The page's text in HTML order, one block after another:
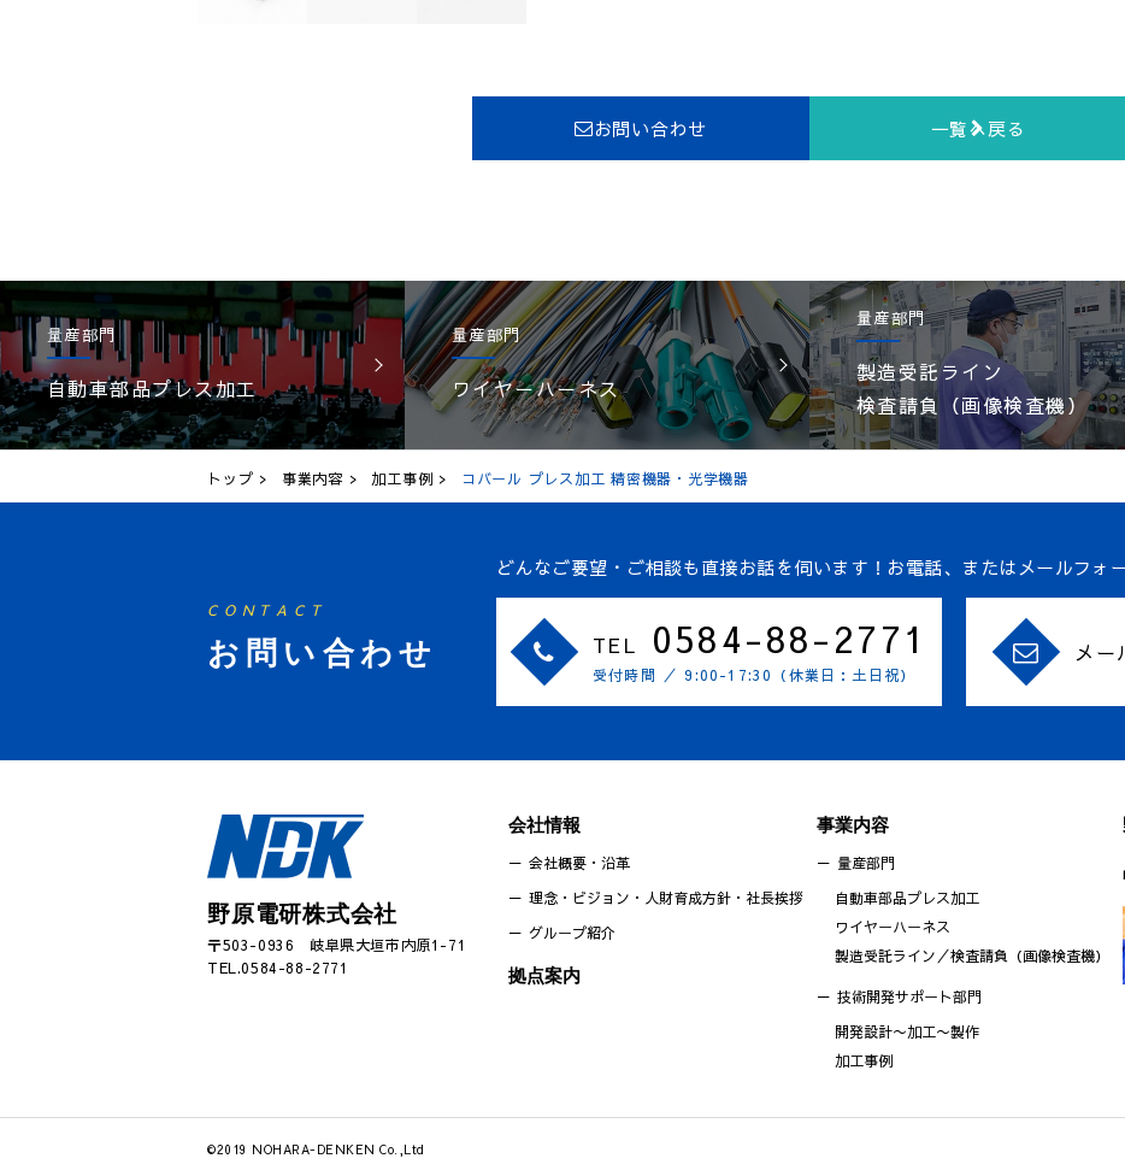
お問い合わせ 一覧へ戻る
量産部門
自動車部品プレス加工
量産部門
ワイヤーハーネス
量産部門
製造受託ライン
検査請負（画像検査機）
トップ 事業内容 加工事例 コバール プレス加工 精密機器・光学機器
CONTACT
お問い合わせ
どんなご要望・ご相談も直接お話を伺います！ お電話、またはメールフォ
TEL 0584-88-2771
受付時間 ／ 9:00-17:30（休業日：土日祝）
メー
野原電研株式会社
〒503-0936 岐阜県大垣市内原1-71
TEL.0584-88-2771
会社情報
会社概要・沿革
理念・ビジョン・人財育成方針・社長挨拶
グループ紹介
拠点案内
事業内容
量産部門
自動車部品プレス加工
ワイヤーハーネス
製造受託ライン／検査請負（画像検査機）
技術開発サポート部門
開発設計〜加工〜製作
加工事例
©2019 NOHARA-DENKEN Co.,Ltd